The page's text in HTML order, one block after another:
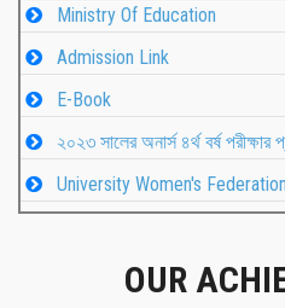
Ministry Of Education
Admission Link
E-Book
২০২৩ সালের অনার্স ৪র্থ বর্ষ
University Women's
OUR